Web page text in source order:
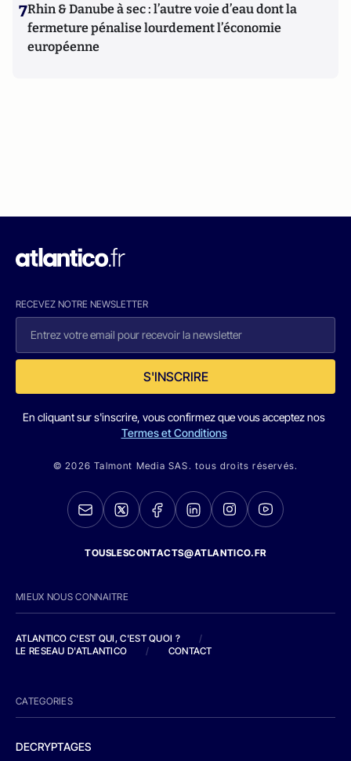
7Rhin & Danube à sec : l’autre voie d’eau dont la
fermeture pénalise lourdement l’économie
européenne
RECEVEZ NOTRE NEWSLETTER
S'INSCRIRE
En cliquant sur s'inscrire, vous confirmez que vous acceptez nos
Termes et Conditions
© 2026 Talmont Media SAS. tous droits réservés.
TOUSLESCONTACTS@ATLANTICO.FR
MIEUX NOUS CONNAITRE
ATLANTICO C'EST QUI, C'EST QUOI ?
/
LE RESEAU D'ATLANTICO
/ CONTACT
CATEGORIES
DECRYPTAGES